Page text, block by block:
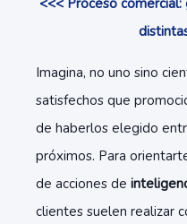
<<< Proceso
Imagina, no uno sino
satisfechos que
de haberlos elegido
próximos. Para
de acciones de
clientes suelen realizar